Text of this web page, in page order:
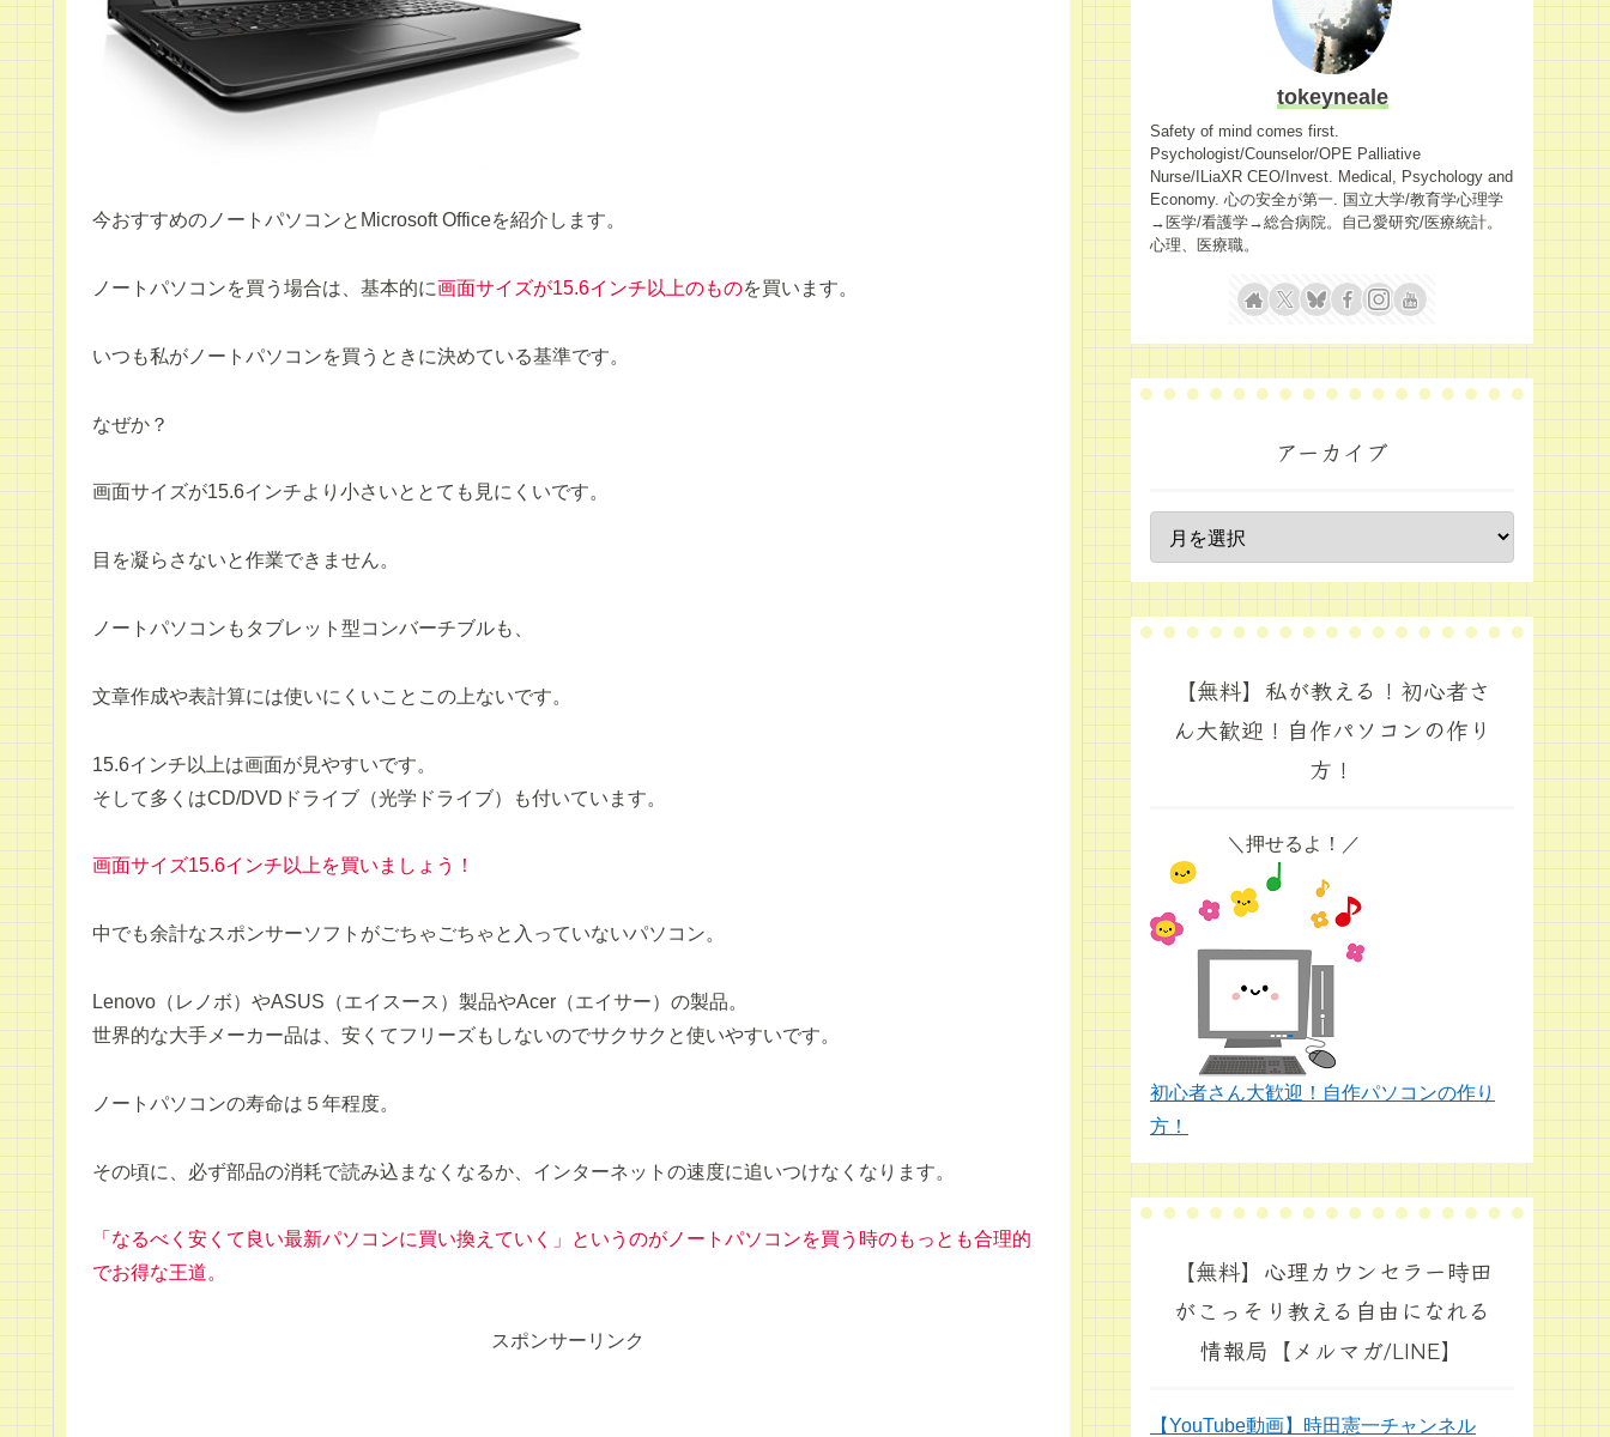
今おすすめのノートパソコンとMicrosoft Officeを紹介します。
ノートパソコンを買う場合は、基本的に画面サイズが15.6インチ以上のものを買います。
いつも私がノートパソコンを買うときに決めている基準です。
なぜか？
画面サイズが15.6インチより小さいととても見にくいです。
目を凝らさないと作業できません。
ノートパソコンもタブレット型コンバーチブルも、
文章作成や表計算には使いにくいことこの上ないです。
15.6インチ以上は画面が見やすいです。
そして多くはCD/DVDドライブ（光学ドライブ）も付いています。
画面サイズ15.6インチ以上を買いましょう！
中でも余計なスポンサーソフトがごちゃごちゃと入っていないパソコン。
Lenovo（レノボ）やASUS（エイスース）製品やAcer（エイサー）の製品。
世界的な大手メーカー品は、安くてフリーズもしないのでサクサクと使いやすいです。
ノートパソコンの寿命は５年程度。
その頃に、必ず部品の消耗で読み込まなくなるか、インターネットの速度に追いつけなくなります。
「なるべく安くて良い最新パソコンに買い換えていく」というのがノートパソコンを買う時のもっとも合理的
でお得な王道。
スポンサーリンク
tokeyneale
Safety of mind comes first.
Psychologist/Counselor/OPE Palliative
Nurse/ILiaXR CEO/Invest. Medical, Psychology and
Economy. 心の安全が第一. 国立大学/教育学心理学
→医学/看護学→総合病院。自己愛研究/医療統計。
心理、医療職。
アーカイブ
【無料】私が教える！初心者さ
ん大歓迎！自作パソコンの作り
方！
＼押せるよ！／
初心者さん大歓迎！自作パソコンの作り
方！
【無料】心理カウンセラー時田
がこっそり教える自由になれる
情報局【メルマガ/LINE】
【YouTube動画】時田憲一チャンネル